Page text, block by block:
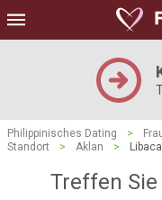
Philippinisches Dating >
Standort
> Aklan >
Treffen